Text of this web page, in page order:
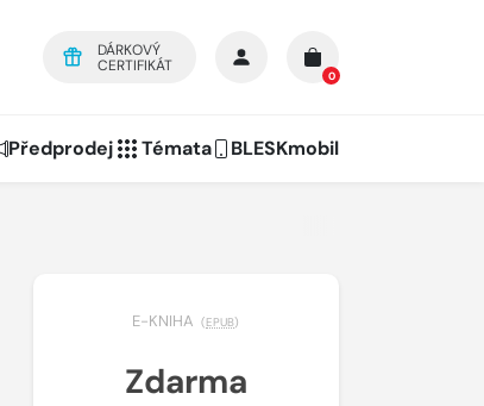
DÁRKOVÝ
CERTIFIKÁT
0
Předprodej Témata BLESKmobil
E-KNIHA (EPUB)
Zdarma